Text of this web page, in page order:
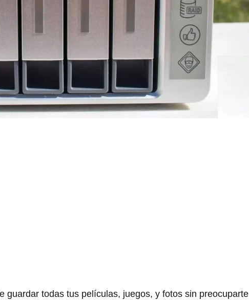
guardar todas tus películas, juegos, y fotos sin preocuparte